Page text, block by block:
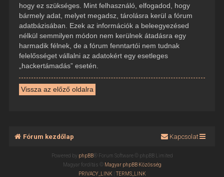
hogy ez szükséges. Mint felhasználó, elfogadod, hogy
bármely adat, melyet megadsz, tárolásra kerül a fórum
adatbázisában. Ezek az információk a beleegyezésed
nélkül semmilyen módon nem kerülnek átadásra egy
harmadik félnek, de a fórum fenntartói nem tudnak
felelősséget vállalni az adatokért egy esetleges
„hackertámadás” esetén.
Vissza az előző oldalra
Fórum kezdőlap Kapcsolat
Powered by phpBB® Forum Software © phpBB Limited
Magyar fordítás © Magyar phpBB Közösség
PRIVACY_LINK |TERMS_LINK